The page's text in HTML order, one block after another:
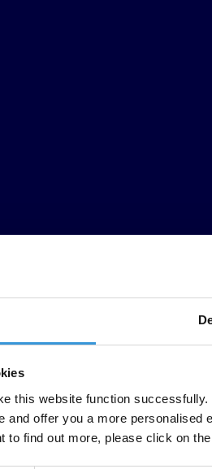
this website function
and offer you a more
to find out more, please click on
apenas 42 sobre 100, las Américas
12 de los 33 países en la región han
la democracia y permitido el